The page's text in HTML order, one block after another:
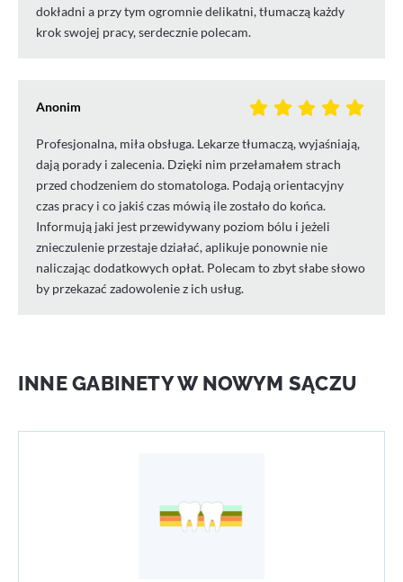
dokładni a przy tym ogromnie delikatni, tłumaczą każdy
krok swojej pracy, serdecznie polecam.
Anonim
Profesjonalna, miła obsługa. Lekarze tłumaczą, wyjaśniają,
dają porady i zalecenia. Dzięki nim przełamałem strach
przed chodzeniem do stomatologa. Podają orientacyjny
czas pracy i co jakiś czas mówią ile zostało do końca.
Informują jaki jest przewidywany poziom bólu i jeżeli
znieczulenie przestaje działać, aplikuje ponownie nie
naliczając dodatkowych opłat. Polecam to zbyt słabe słowo
by przekazać zadowolenie z ich usług.
INNE GABINETY W NOWYM SĄCZU